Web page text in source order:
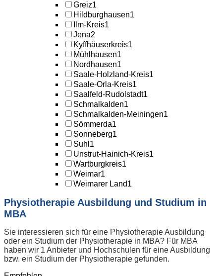
Greiz1
Hildburghausen1
Ilm-Kreis1
Jena2
Kyffhäuserkreis1
Mühlhausen1
Nordhausen1
Saale-Holzland-Kreis1
Saale-Orla-Kreis1
Saalfeld-Rudolstadt1
Schmalkalden1
Schmalkalden-Meiningen1
Sömmerda1
Sonneberg1
Suhl 1
Unstrut-Hainich-Kreis1
Wartburgkreis1
Weimar1
Weimarer Land1
Physiotherapie Ausbildung und Studium in
MBA
Sie interessieren sich für eine Physiotherapie Ausbildung
oder ein Studium der Physiotherapie in MBA? Für MBA
haben wir 1 Anbieter und Hochschulen für eine Ausbildung
bzw. ein Studium der Physiotherapie gefunden.